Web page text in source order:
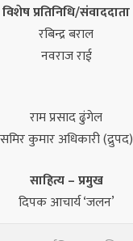
विशेष प्रतिनिधि/संवाददाता
रबिन्द्र बराल
नवराज राई
राम प्रसाद ढुंगेल
समिर कुमार अधिकारी (द्रुपद)
साहित्य – प्रमुख
दिपक आचार्य ‘जलन’